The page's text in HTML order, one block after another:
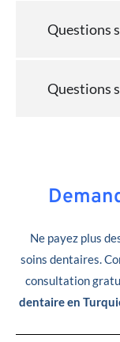
Questions
Questions
Ne payez plus
soins dentaires.
consultation
dentaire en